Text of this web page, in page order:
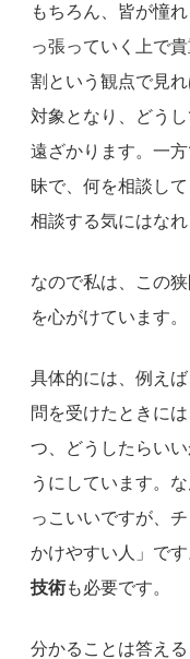
もちろん、皆が憧
っ張っていく上で
割という観点で見
対象となり、どう
遠ざかります。一
昧で、何を相談し
相談する気にはなれ
なので私は、この
を心がけています。
具体的には、例え
問を受けたときに
つ、どうしたらい
うにしています。
っこいいですが、
かけやすい人」です
技術も必要です。
分かることは答え